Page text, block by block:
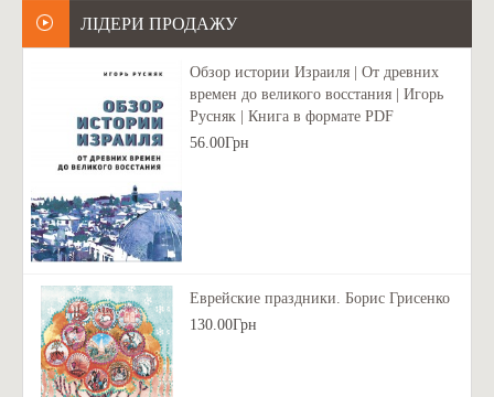
ЛІДЕРИ ПРОДАЖУ
Обзор истории Израиля | От древних
времен до великого восстания | Игорь
Русняк | Книга в формате PDF
56.00Грн
Еврейские праздники. Борис Грисенко
130.00Грн